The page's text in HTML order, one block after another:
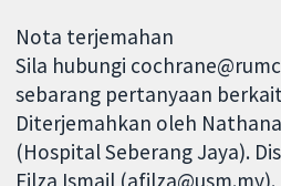
Nota terjemahan
Sila hubungi
sebarang pertanyaan
Diterjemahkan oleh
(Hospital Seberang Jaya).
Filza Ismail (afilza@usm.my).